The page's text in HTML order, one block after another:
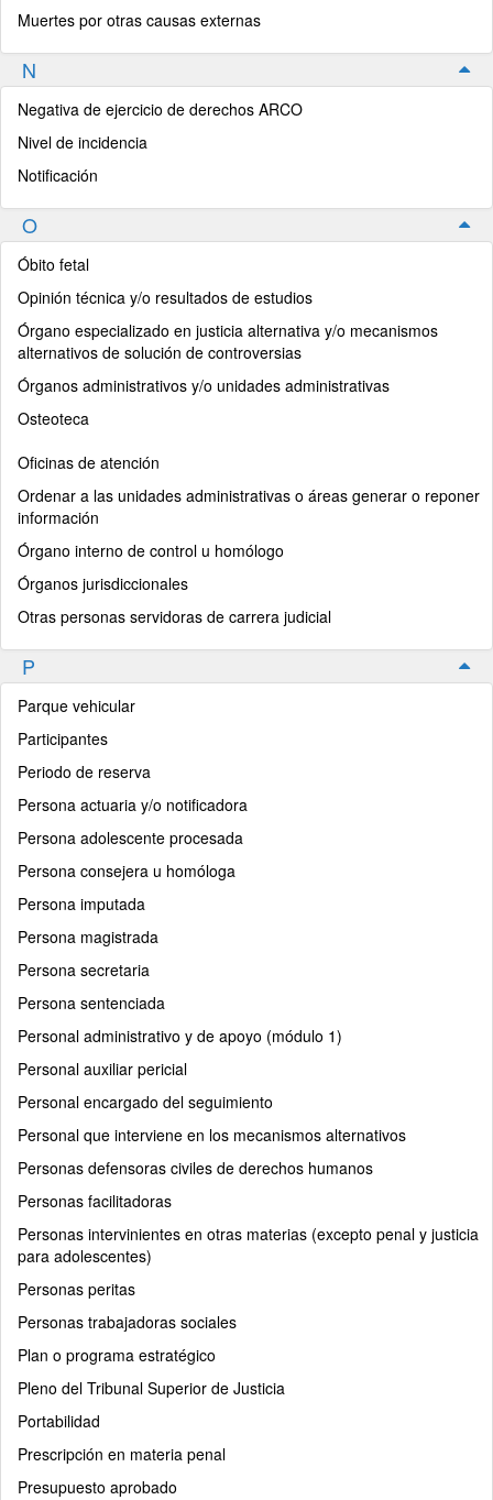
Muertes por otras causas externas
N
Negativa de ejercicio de derechos ARCO
Nivel de incidencia
Notificación
O
Óbito fetal
Opinión técnica y/o resultados de estudios
Órgano especializado en justicia alternativa y/o mecanismos
alternativos de solución de controversias
Órganos administrativos y/o unidades administrativas
Osteoteca
Oficinas de atención
Ordenar a las unidades administrativas o áreas generar o reponer
información
Órgano interno de control u homólogo
Órganos jurisdiccionales
Otras personas servidoras de carrera judicial
P
Parque vehicular
Participantes
Periodo de reserva
Persona actuaria y/o notificadora
Persona adolescente procesada
Persona consejera u homóloga
Persona imputada
Persona magistrada
Persona secretaria
Persona sentenciada
Personal administrativo y de apoyo (módulo 1)
Personal auxiliar pericial
Personal encargado del seguimiento
Personal que interviene en los mecanismos alternativos
Personas defensoras civiles de derechos humanos
Personas facilitadoras
Personas intervinientes en otras materias (excepto penal y justicia
para adolescentes)
Personas peritas
Personas trabajadoras sociales
Plan o programa estratégico
Pleno del Tribunal Superior de Justicia
Portabilidad
Prescripción en materia penal
Presupuesto aprobado